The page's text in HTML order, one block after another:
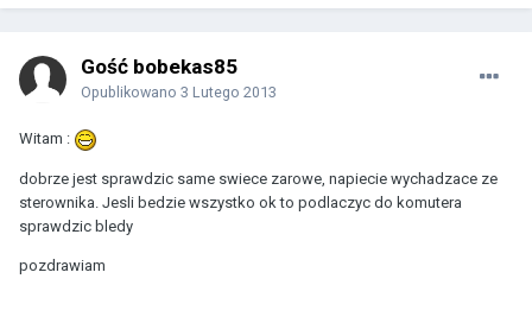
Gość bobekas85
Opublikowano 3 Lutego 2013
Witam :
dobrze jest sprawdzic same swiece zarowe, napiecie wychadzace ze
sterownika. Jesli bedzie wszystko ok to podlaczyc do komutera
sprawdzic bledy
pozdrawiam